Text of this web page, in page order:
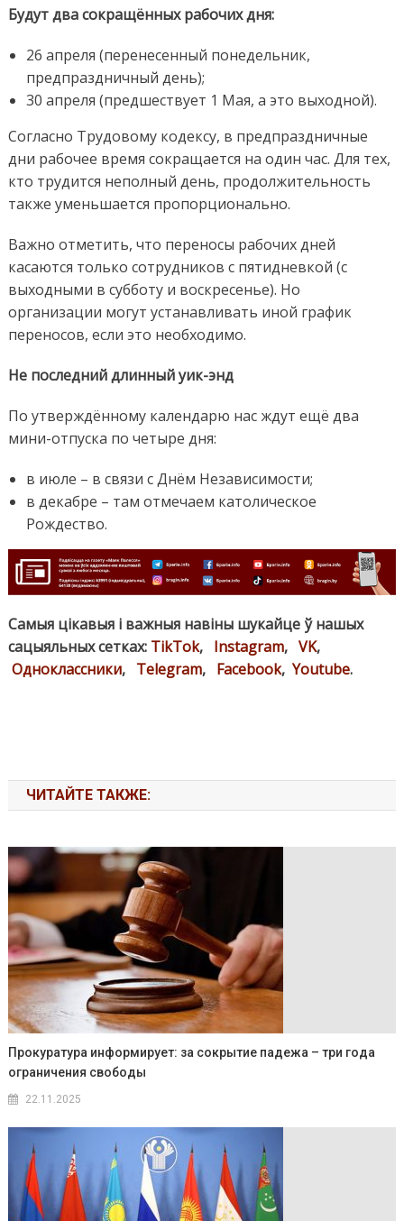
Будут два сокращённых рабочих дня:
26 апреля (перенесенный понедельник,
предпраздничный день);
30 апреля (предшествует 1 Мая, а это выходной).
Согласно Трудовому кодексу, в предпраздничные
дни рабочее время сокращается на один час. Для тех,
кто трудится неполный день, продолжительность
также уменьшается пропорционально.
Важно отметить, что переносы рабочих дней
касаются только сотрудников с пятидневкой (с
выходными в субботу и воскресенье). Но
организации могут устанавливать иной график
переносов, если это необходимо.
Не последний длинный уик-энд
По утверждённому календарю нас ждут ещё два
мини-отпуска по четыре дня:
в июле – в связи с Днём Независимости;
в декабре – там отмечаем католическое
Рождество.
Самыя цікавыя і важныя навіны шукайце ў нашых
сацыяльных сетках: TikTok, Instagram, VK,
Одноклассники, Telegram, Facebook, Youtube.
ЧИТАЙТЕ ТАКЖЕ:
Прокуратура информирует: за сокрытие падежа – три года
ограничения свободы
22.11.2025